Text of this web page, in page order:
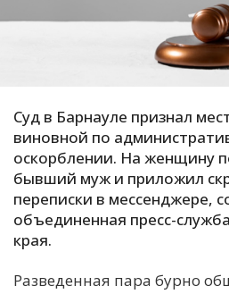
К
Суд в Барнауле признал
виновной по
оскорблении. На женщину
бывший муж и приложил
переписки в мессенджере,
объединенная пресс-
края.
Разведенная пара бурно